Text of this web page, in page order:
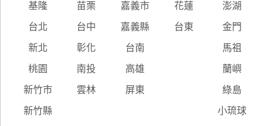
基隆 苗栗 嘉義市 花蓮 澎湖
台北 台中 嘉義縣 台東 金門
新北 彰化 台南 馬祖
桃園 南投 高雄 蘭嶼
新竹市 雲林 屏東 綠島
新竹縣 小琉球